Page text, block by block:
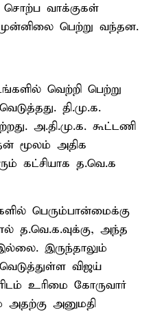
சொற்ப வாக்குகள்
முன்னிலை பெற்று வந்தன.
வெற்றி பெற்று
தி.மு.க.
அ.தி.மு.க. கூட்டணி
மூலம் அதிக
கட்சியாக த.வெ.க
பெரும்பான்மைக்கு
த.வெ.க.வுக்கு, அந்த
இருந்தாலும்
விஜய்
உரிமை கோருவார்
அதற்கு அனுமதி